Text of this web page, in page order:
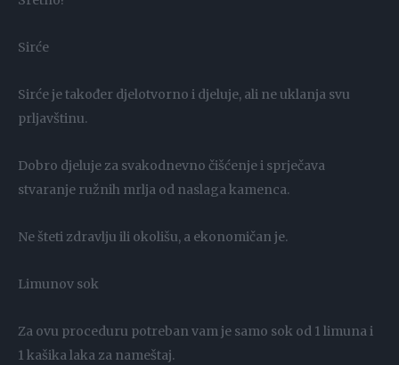
Sirće
Sirće je također djelotvorno i djeluje, ali ne uklanja svu
prljavštinu.
Dobro djeluje za svakodnevno čišćenje i sprječava
stvaranje ružnih mrlja od naslaga kamenca.
Ne šteti zdravlju ili okolišu, a ekonomičan je.
Limunov sok
Za ovu proceduru potreban vam je samo sok od 1 limuna i
1 kašika laka za nameštaj.